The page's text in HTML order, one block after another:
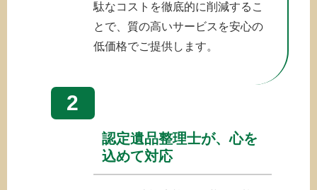
駄なコストを徹底的に削減するこ
とで、質の高いサービスを安心の
低価格でご提供します。
2
認定遺品整理士が、心を
込めて対応